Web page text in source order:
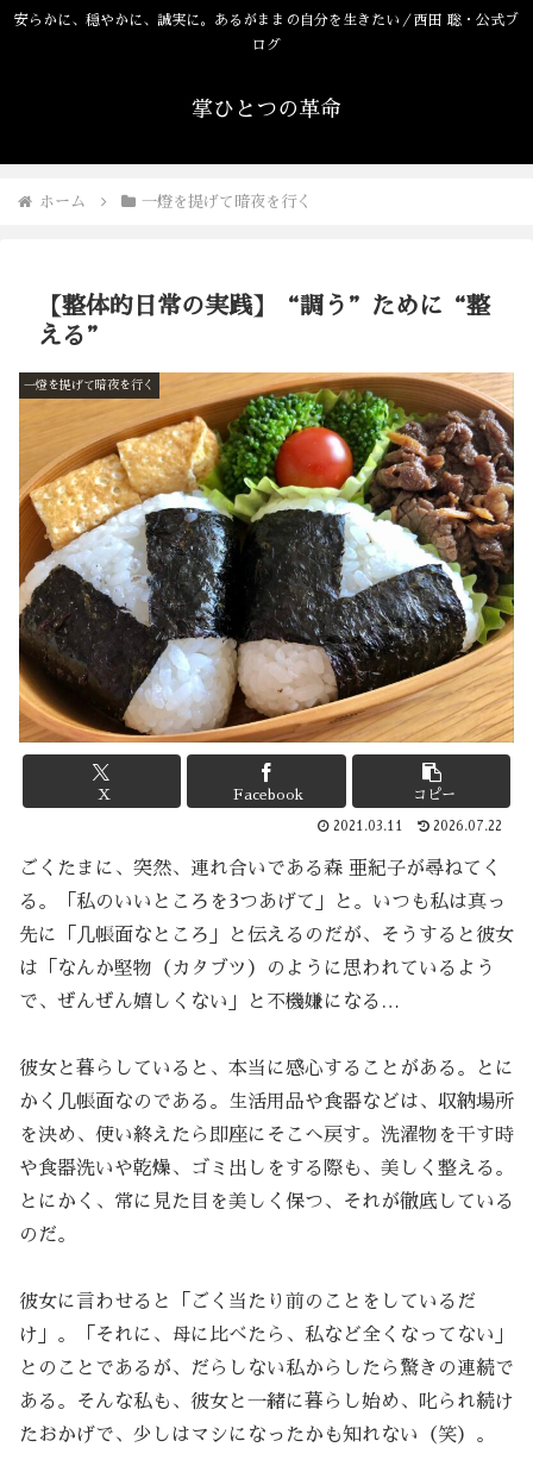
安らかに、穏やかに、誠実に。あるがままの自分を生きたい／西田 聡・公式ブ
ログ
掌ひとつの革命
ホーム 一燈を提げて暗夜を行く
【整体的日常の実践】“調う”ために“整
える”
一燈を提げて暗夜を行く
X Facebook コピー
2021.03.11 2026.07.22
ごくたまに、突然、連れ合いである森 亜紀子が尋ねてく
る。「私のいいところを3つあげて」と。いつも私は真っ
先に「几帳面なところ」と伝えるのだが、そうすると彼女
は「なんか堅物（カタブツ）のように思われているよう
で、ぜんぜん嬉しくない」と不機嫌になる…
彼女と暮らしていると、本当に感心することがある。とに
かく几帳面なのである。生活用品や食器などは、収納場所
を決め、使い終えたら即座にそこへ戻す。洗濯物を干す時
や食器洗いや乾燥、ゴミ出しをする際も、美しく整える。
とにかく、常に見た目を美しく保つ、それが徹底している
のだ。
彼女に言わせると「ごく当たり前のことをしているだ
け」。「それに、母に比べたら、私など全くなってない」
とのことであるが、だらしない私からしたら驚きの連続で
ある。そんな私も、彼女と一緒に暮らし始め、叱られ続け
たおかげで、少しはマシになったかも知れない（笑）。